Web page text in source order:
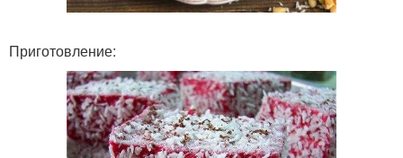
Приготовление: